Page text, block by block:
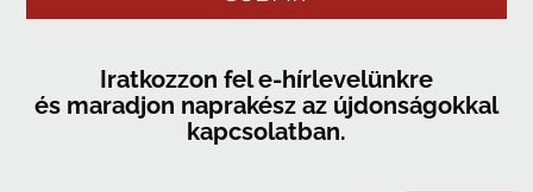
Iratkozzon fel e-hírlevelünkre
és maradjon naprakész az újdonságokkal
kapcsolatban.